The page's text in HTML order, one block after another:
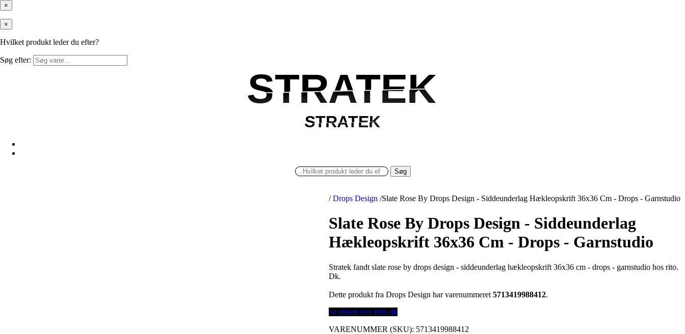
×
×
Hvilket produkt leder du efter?
Søg efter:
STRATEK
STRATEK
STRATEK
STRATEK
Søg
/ Drops Design /Slate Rose By Drops Design - Siddeunderlag Hækleopskrift 36x36 Cm - Drops - Garnstudio
Slate Rose By Drops Design - Siddeunderlag
Hækleopskrift 36x36 Cm - Drops - Garnstudio
Stratek fandt slate rose by drops design - siddeunderlag hækleopskrift 36x36 cm - drops - garnstudio hos rito.
Dk.
Dette produkt fra Drops Design har varenummeret5713419988412.
Se prisen hos Rito.dk
VARENUMMER (SKU): 5713419988412